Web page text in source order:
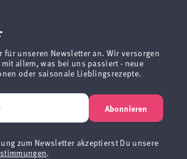
für unseren Newsletter an. Wir versorgen
allem, was bei uns passiert - neue
oder saisonale Lieblingsrezepte.
Abonnieren
zum Newsletter akzeptierst Du unsere
.